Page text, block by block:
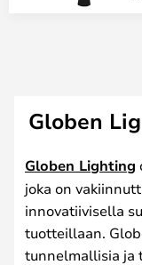
Globen
Globen Lighting
joka on
innovatiivisella
tuotteillaan.
tunnelmallisia ja